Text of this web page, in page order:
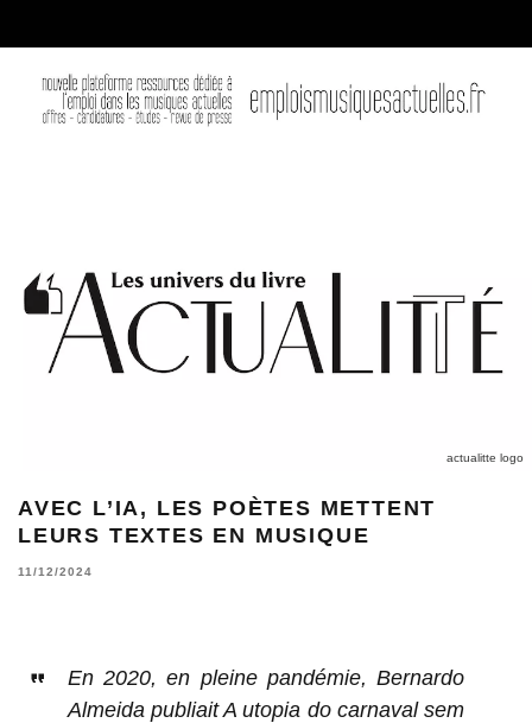
actualitte logo
AVEC L’IA, LES POÈTES METTENT
LEURS TEXTES EN MUSIQUE
11/12/2024
En 2020, en pleine pandémie, Bernardo
Almeida publiait A utopia do carnaval sem